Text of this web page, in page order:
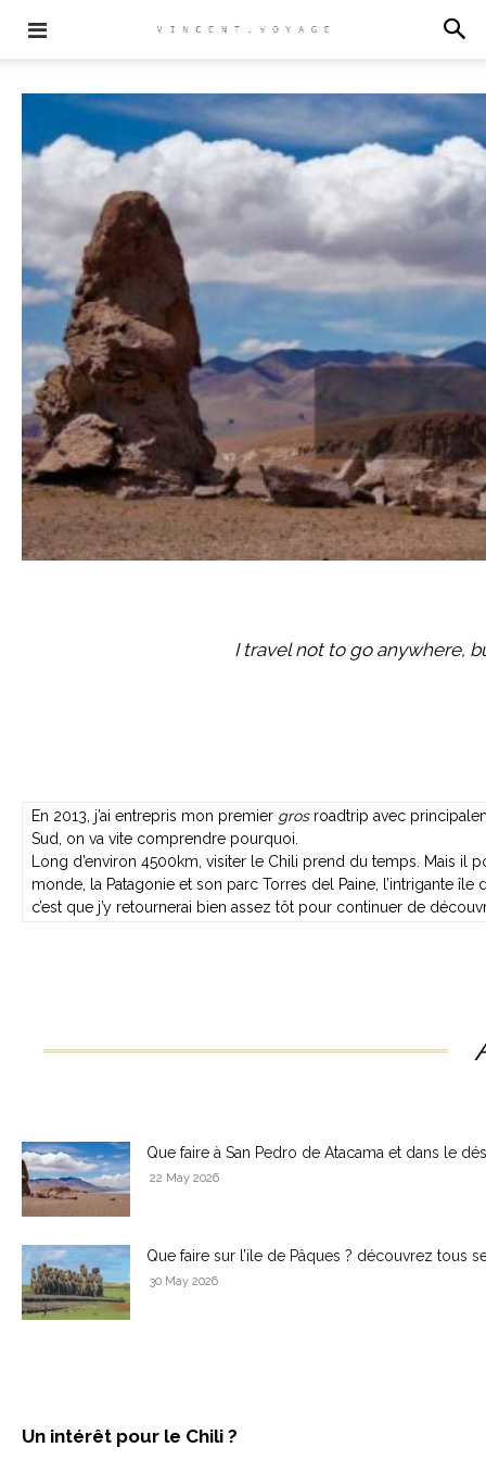
I travel not to go anywhere,
En 2013, j’ai entrepris mon premier grosroadtrip avec
Sud, on va vite comprendre pourquoi.
Long d’environ 4500km, visiter le Chili prend du temps. Mais il
monde, la Patagonie et son parc Torres del Paine, l’intrigante île
c’est que j’y retournerai bien assez tôt pour continuer de
Que faire à San Pedro de Atacama et dans le
22 May 2026
Que faire sur l’ile de Pâques ? découvrez tous
30 May 2026
Un intérêt pour le Chili ?